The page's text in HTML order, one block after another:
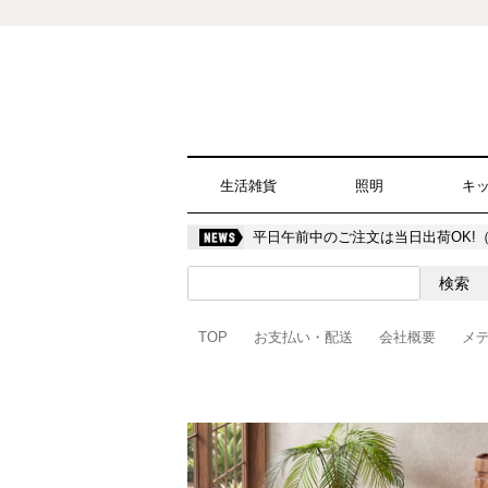
生活雑貨 照明 キ
平日午前中のご注文は当日出荷OK!
TOP お支払い・配送 会社概要 メ